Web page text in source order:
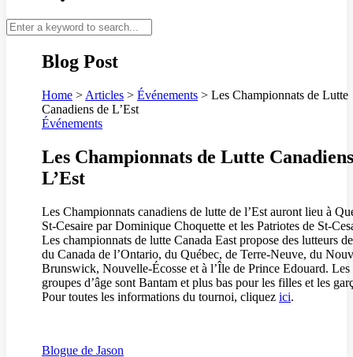
Blog Post
Home > Articles > Événements > Les Championnats de Lutte
Canadiens de L’Est
Événements
Les Championnats de Lutte
L’Est
Les Championnats canadiens de lutte de l’Est auront lieu à
St-Cesaire par Dominique Choquette et les Patriotes de St-
Les championnats de lutte Canada East propose des lutteurs
du Canada de l’Ontario, du Québec, de Terre-Neuve, du
Brunswick, Nouvelle-Écosse et à l’Île de Prince Edouard. Les
groupes d’âge sont Bantam et plus bas pour les filles et les
Pour toutes les informations du tournoi, cliquez ici.
Blogue de Jason